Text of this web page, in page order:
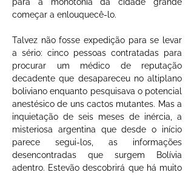
começar a enlouquecê-lo.
Talvez não fosse expedição para se levar
a sério: cinco pessoas contratadas para
procurar um médico de reputação
decadente que desapareceu no altiplano
boliviano enquanto pesquisava o potencial
anestésico de uns cactos mutantes. Mas a
inquietação de seis meses de inércia, a
misteriosa argentina que desde o início
parece segui-los, as informações
desencontradas que surgem Bolívia
adentro. Estevão descobrirá que há muito